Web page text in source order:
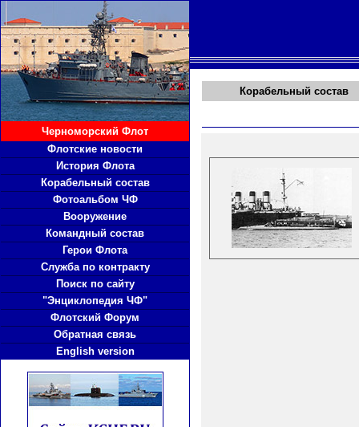
Черноморский Флот
Флотские новости
История Флота
Корабельный состав
Фотоальбом ЧФ
Вооружение
Командный состав
Герои Флота
Служба по контракту
Поиск по сайту
"Энциклопедия ЧФ"
Флотский Форум
Обратная связь
English version
Корабельный состав